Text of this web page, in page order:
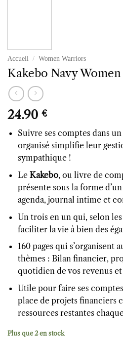
Accueil / Women Warriors
Kakebo Navy
24.90 €
Suivre ses comptes dans
organisé simplifie leur
sympathique !
Le Kakebo, ou livre de
présente sous la forme
agenda, journal intime et
Un trois en un qui, selon
faciliter la vie à bien des
160 pages qui s’organisent
thèmes : Bilan financier,
quotidien de vos revenus et
Utile pour faire ses
place de projets financiers
ressources restantes
Plus que 2 en stock